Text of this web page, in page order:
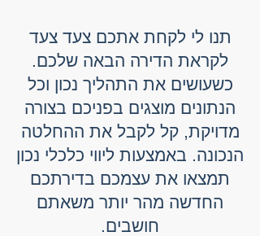
תנו לי לקחת אתכם צעד צעד
לקראת הדירה הבאה שלכם.
כשעושים את התהליך נכון וכל
הנתונים מוצגים בפניכם בצורה
מדויקת, קל לקבל את ההחלטה
הנכונה. באמצעות ליווי כלכלי נכון
תמצאו את עצמכם בדירתכם
החדשה מהר יותר משאתם
חושבים.